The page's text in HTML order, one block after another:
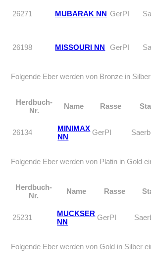
26271 MUBARAK NN GerPI
26198 MISSOURI NN GerPI
Folgende Eber werden von Bronze in
Herdbuch-
Nr.
Name Rasse
26134
MINIMAX
NN
GerPI
Folgende Eber werden von Platin in Gold
Herdbuch-
Nr.
Name Rasse
25231
MUCKSER
NN
GerPI
Folgende Eber werden von Gold in Silber